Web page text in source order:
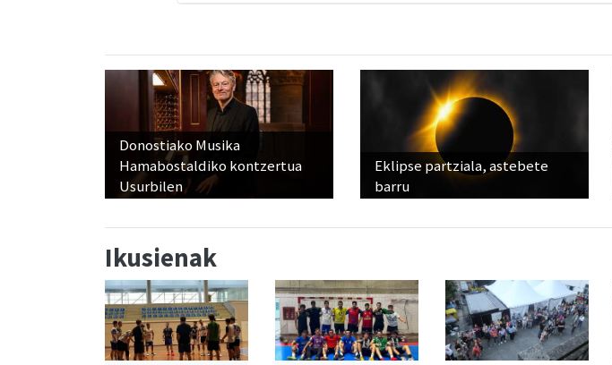
Donostiako Musika
Hamabostaldiko kontzertua
Usurbilen
Eklipse partziala, astebete
barru
Ikusienak